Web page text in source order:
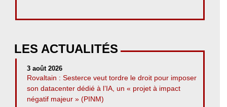
LES ACTUALITÉS
3 août 2026
Rovaltain : Sesterce veut tordre le droit pour imposer
son datacenter dédié à l’IA, un « projet à impact
négatif majeur » (PINM)